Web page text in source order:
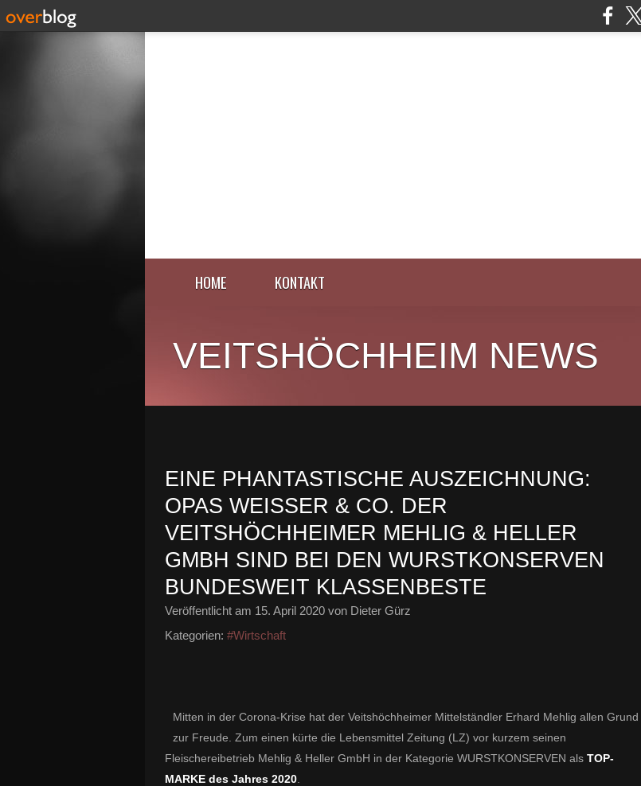
HOME KONTAKT
VEITSHÖCHHEIM NEWS
EINE PHANTASTISCHE AUSZEICHNUNG:
OPAS WEISSER & CO. DER
VEITSHÖCHHEIMER MEHLIG & HELLER
GMBH SIND BEI DEN WURSTKONSERVEN
BUNDESWEIT KLASSENBESTE
Veröffentlicht am 15. April 2020 von Dieter Gürz
Kategorien: #Wirtschaft
Mitten in der Corona-Krise hat der Veitshöchheimer Mittelständler Erhard Mehlig allen Grund
zur Freude. Zum einen kürte die Lebensmittel Zeitung (LZ) vor kurzem seinen
Fleischereibetrieb Mehlig & Heller GmbH in der Kategorie WURSTKONSERVEN als TOP-
MARKE des Jahres 2020